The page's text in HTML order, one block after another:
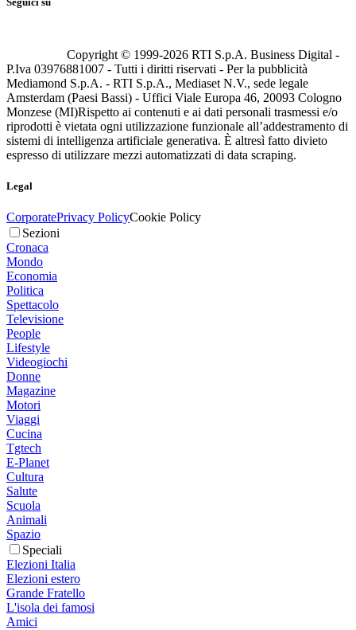
Copyright © 1999-2026 RTI S.p.A. Business Digital -
P.Iva 03976881007 - Tutti i diritti riservati - Per la pubblicità
Mediamond S.p.A. - RTI S.p.A., Mediaset N.V., sede legale
Amsterdam (Paesi Bassi) - Uffici Viale Europa 46, 20093 Cologno
Monzese (MI)Rispetto ai contenuti e ai dati personali trasmessi e/o
riprodotti è vietata ogni utilizzazione funzionale all’addestramento di
sistemi di intelligenza artificiale generativa. È altresì fatto divieto
espresso di utilizzare mezzi automatizzati di data scraping.
Legal
CorporatePrivacy PolicyCookie Policy
Sezioni
Cronaca
Mondo
Economia
Politica
Spettacolo
Televisione
People
Lifestyle
Videogiochi
Donne
Magazine
Motori
Viaggi
Cucina
Tgtech
E-Planet
Cultura
Salute
Scuola
Animali
Spazio
Speciali
Elezioni Italia
Elezioni estero
Grande Fratello
L'isola dei famosi
Amici